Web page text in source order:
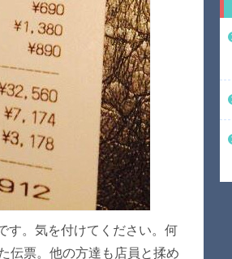
す。気を付けてください。何
伝票。他の方達も店員と揉め